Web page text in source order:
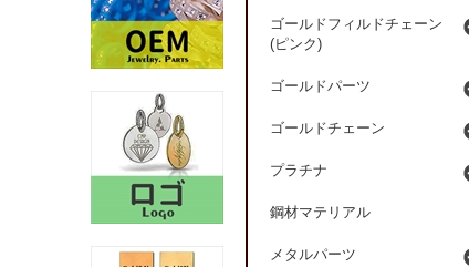
ゴールドフィルドチェーン
(ピンク)
ゴールドパーツ
ゴールドチェーン
プラチナ
鋼材マテリアル
メタルパーツ